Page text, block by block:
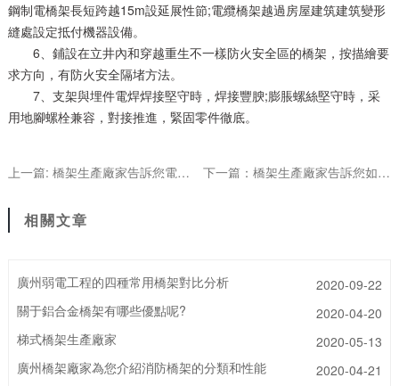
鋼制電橋架長短跨越15m設延展性節;電纜橋架越過房屋建筑建筑變形
縫處設定抵付機器設備。
6、鋪設在立井內和穿越重生不一樣防火安全區的橋架，按描繪要
求方向，有防火安全隔堵方法。
7、支架與埋件電焊焊接堅守時，焊接豐腴;膨脹螺絲堅守時，采
用地腳螺栓兼容，對接推進，緊固零件徹底。
上一篇: 橋架生產廠家告訴您電纜橋架的防腐功能是怎樣實現的 下一篇：橋架生產廠家告訴您如何正確挑選鋼網橋架
相關文章
廣州弱電工程的四種常用橋架對比分析
2020-09-22
關于鋁合金橋架有哪些優點呢?
2020-04-20
梯式橋架生產廠家
2020-05-13
廣州橋架廠家為您介紹消防橋架的分類和性能
2020-04-21